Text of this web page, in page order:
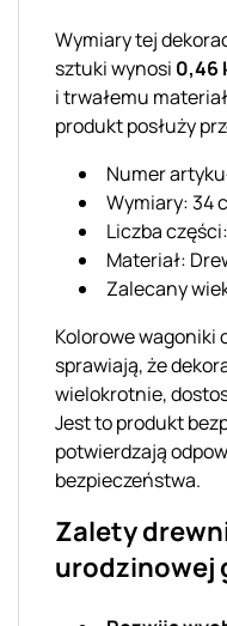
Wymiary tej
sztuki wynosi 0,46
i trwałemu
produkt posłuży
Numer
Wymiary: 34
Liczba
Materiał:
Zalecany
Kolorowe wagoniki
sprawiają, że
wielokrotnie,
Jest to produkt
potwierdzają
bezpieczeństwa.
Zalety
urodzinowej